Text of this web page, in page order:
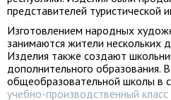
представителей туристической
Изготовлением народных
занимаются жители нескольких
Изделия также создают
дополнительного образования.
общеобразовательной школы в
учебно-производственный класс